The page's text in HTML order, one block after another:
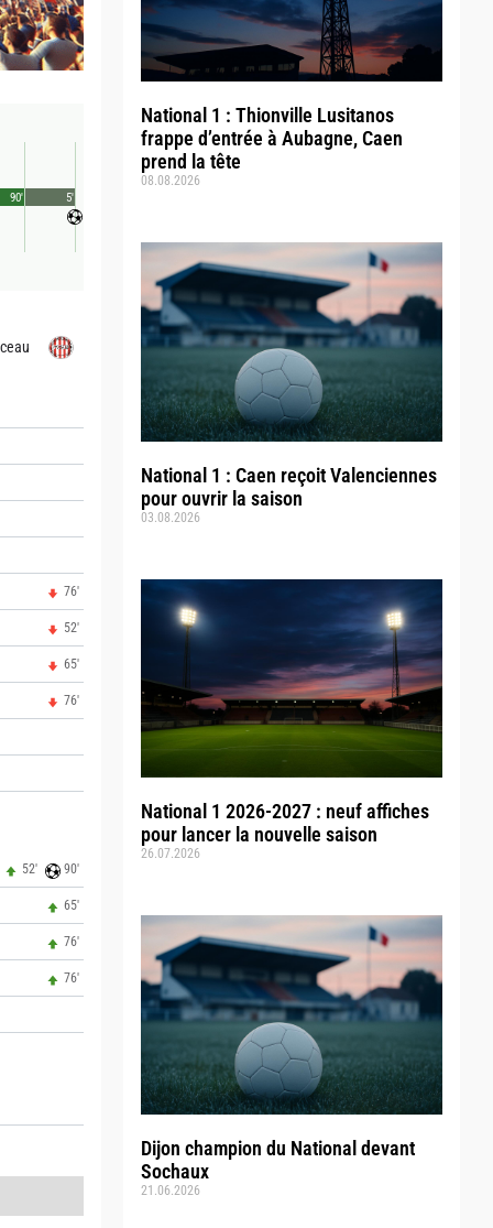
National 1 : Thionville Lusitanos
frappe d’entrée à Aubagne, Caen
prend la tête
08.08.2026
National 1 : Caen reçoit Valenciennes
pour ouvrir la saison
03.08.2026
National 1 2026-2027 : neuf affiches
pour lancer la nouvelle saison
26.07.2026
Dijon champion du National devant
Sochaux
21.06.2026
90' 5'
76'
52'
65'
76'
52' 90'
65'
76'
76'